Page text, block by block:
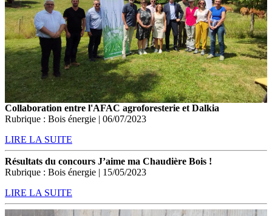
Collaboration entre l'AFAC agroforesterie et Dalkia
Rubrique : Bois énergie | 06/07/2023
LIRE LA SUITE
Résultats du concours J’aime ma Chaudière Bois !
Rubrique : Bois énergie | 15/05/2023
LIRE LA SUITE